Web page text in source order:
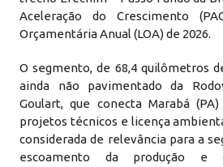
Aceleração do Crescimento
Orçamentária Anual (LOA) de 2026.
O segmento, de 68,4 quilômetros
ainda não pavimentado da
Goulart, que conecta Marabá
projetos técnicos e licença
considerada de relevância para a
escoamento da produção e